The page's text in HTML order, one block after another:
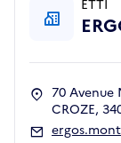
ETTI
70 Avenue
CROZE,